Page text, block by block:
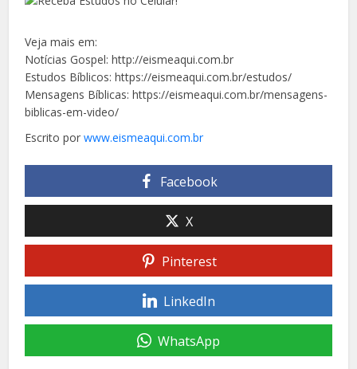
Veja mais em:
Notícias Gospel: http://eismeaqui.com.br
Estudos Bíblicos: https://eismeaqui.com.br/estudos/
Mensagens Bíblicas: https://eismeaqui.com.br/mensagens-
biblicas-em-video/
Escrito porwww.eismeaqui.com.br
Facebook
X
Pinterest
LinkedIn
WhatsApp